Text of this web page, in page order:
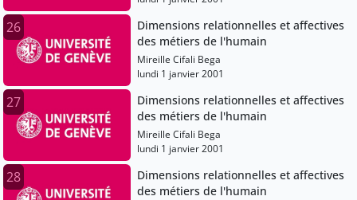
26
Dimensions relationnelles et affectives
des métiers de l'humain
Mireille Cifali Bega
lundi 1 janvier 2001
27
Dimensions relationnelles et affectives
des métiers de l'humain
Mireille Cifali Bega
lundi 1 janvier 2001
28
Dimensions relationnelles et affectives
des métiers de l'humain